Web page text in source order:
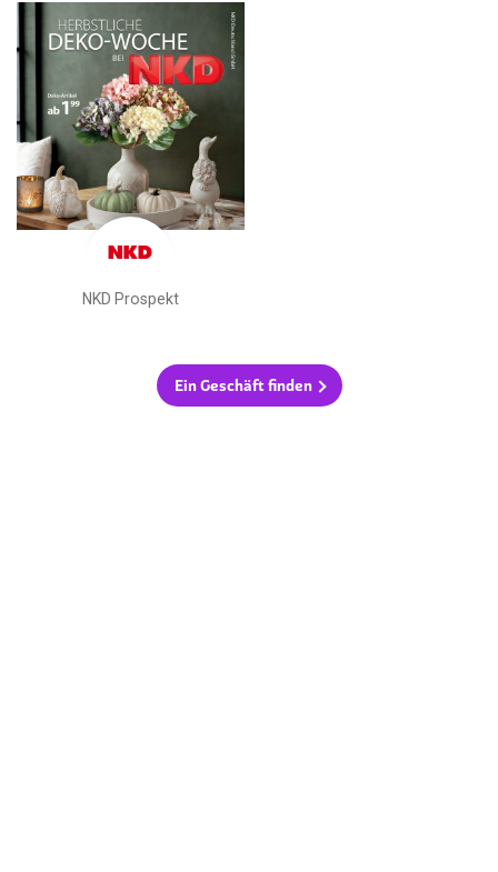
NKD Prospekt
Ein Geschäft finden